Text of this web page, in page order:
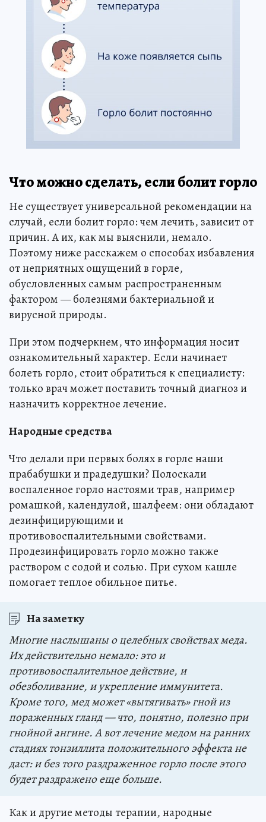
Что можно сделать, если болит горло
Не существует универсальной рекомендации на
случай, если болит горло: чем лечить, зависит от
причин. А их, как мы выяснили, немало.
Поэтому ниже расскажем о способах избавления
от неприятных ощущений в горле,
обусловленных самым распространенным
фактором — болезнями бактериальной и
вирусной природы.
При этом подчеркнем, что информация носит
ознакомительный характер. Если начинает
болеть горло, стоит обратиться к специалисту:
только врач может поставить точный диагноз и
назначить корректное лечение.
Народные средства
Что делали при первых болях в горле наши
прабабушки и прадедушки? Полоскали
воспаленное горло настоями трав, например
ромашкой, календулой, шалфеем: они обладают
дезинфицирующими и
противовоспалительными свойствами.
Продезинфицировать горло можно также
раствором с содой и солью. При сухом кашле
помогает теплое обильное питье.
На заметку
Многие наслышаны о целебных свойствах меда.
Их действительно немало: это и
противовоспалительное действие, и
обезболивание, и укрепление иммунитета.
Кроме того, мед может «вытягивать» гной из
пораженных гланд — что, понятно, полезно при
гнойной ангине. А вот лечение медом на ранних
стадиях тонзиллита положительного эффекта не
даст: и без того раздраженное горло после этого
будет раздражено еще больше.
Как и другие методы терапии, народные